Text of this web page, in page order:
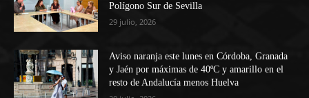
Polígono Sur de Sevilla
29 julio, 2026
Aviso naranja este lunes en Córdoba, Granada
y Jaén por máximas de 40ºC y amarillo en el
resto de Andalucía menos Huelva